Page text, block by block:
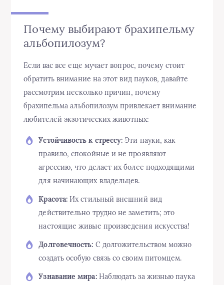
Почему выбирают брахипельму
альбопилозум?
Если вас все еще мучает вопрос, почему стоит
обратить внимание на этот вид пауков, давайте
рассмотрим несколько причин, почему
брахипельма альбопилозум привлекает внимание
любителей экзотических животных:
Устойчивость к стрессу: Эти пауки, как
правило, спокойные и не проявляют
агрессию, что делает их более подходящими
для начинающих владельцев.
Красота: Их стильный внешний вид
действительно трудно не заметить; это
настоящие живые произведения искусства!
Долговечность: С долгожительством можно
создать особую связь со своим питомцем.
Узнавание мира:Наблюдать за жизнью паука